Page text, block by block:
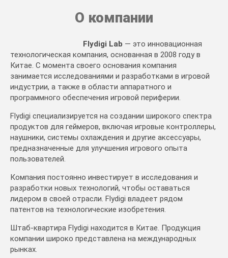
О компании
Flydigi Lab — это инновационная
технологическая компания, основанная в 2008 году в
Китае. С момента своего основания компания
занимается исследованиями и разработками в игровой
индустрии, а также в области аппаратного и
программного обеспечения игровой периферии.
Flydigi специализируется на создании широкого спектра
продуктов для геймеров, включая игровые контроллеры,
наушники, системы охлаждения и другие аксессуары,
предназначенные для улучшения игрового опыта
пользователей.
Компания постоянно инвестирует в исследования и
разработки новых технологий, чтобы оставаться
лидером в своей отрасли. Flydigi владеет рядом
патентов на технологические изобретения.
Штаб-квартира Flydigi находится в Китае. Продукция
компании широко представлена на международных
рынках.